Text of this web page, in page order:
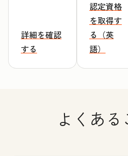
詳細を確認
する
認定資格
を取得す
る（英
語）
よくある